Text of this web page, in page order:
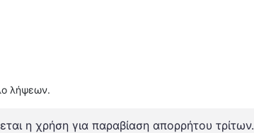
λήψεων.
η χρήση για παραβίαση απορρήτου τρίτων.